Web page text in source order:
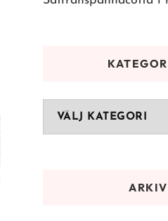
Kategorier
ARKIV